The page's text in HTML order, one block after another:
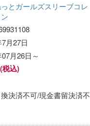
とガールズスリーブコレ
月27日
月26日～
税込)
決済不可/現金書留決済不